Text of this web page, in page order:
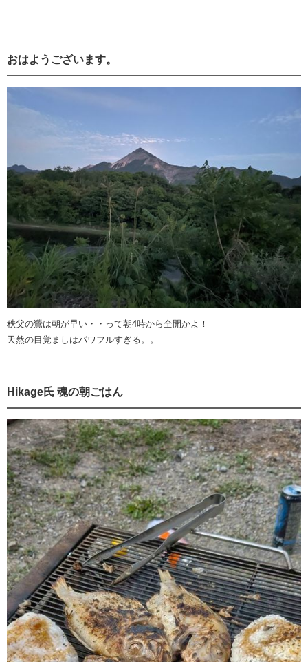
おはようございます。
秩父の鶯は朝が早い・・って朝4時から全開かよ！
天然の目覚ましはパワフルすぎる。。
Hikage氏 魂の朝ごはん